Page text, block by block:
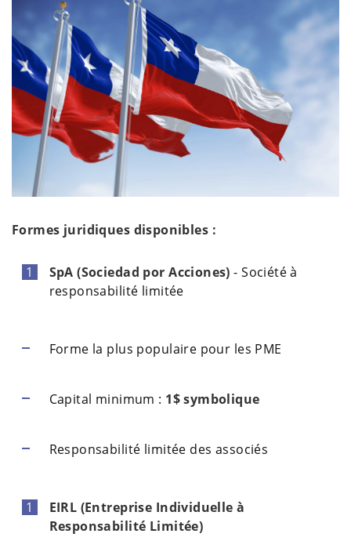
Formes juridiques disponibles :
SpA (Sociedad por Acciones) - Société à
responsabilité limitée
Forme la plus populaire pour les PME
Capital minimum : 1$ symbolique
Responsabilité limitée des associés
EIRL (Entreprise Individuelle à
Responsabilité Limitée)